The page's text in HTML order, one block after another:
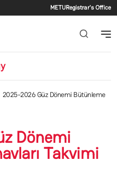
METURegistrar's Office
2025-2026 Güz Dönemi Bütünleme
Dönemi
Takvimi